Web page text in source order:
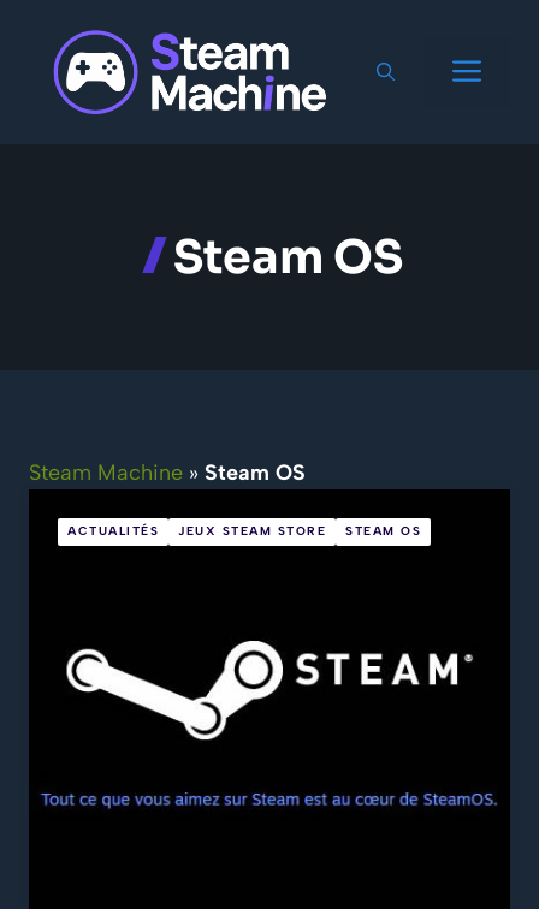
contenu
Steam OS
Steam Machine » Steam OS
ACTUALITÉS JEUX STEAM STORE STEAM OS